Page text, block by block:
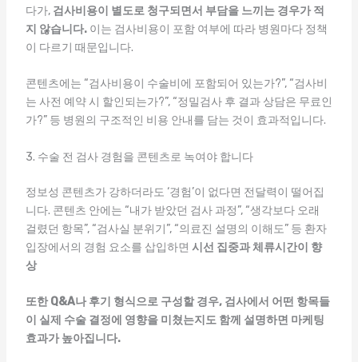
다가, 검사비용이 별도로 청구되면서 부담을 느끼는 경우가 적
지 않습니다.이는 검사비용이 포함 여부에 따라 병원마다 정책
이 다르기 때문입니다.
콘텐츠에는 “검사비용이 수술비에 포함되어 있는가?”, “검사비
는 사전 예약 시 할인되는가?”, “정밀검사 후 결과 상담은 무료인
가?” 등 병원의 구조적인 비용 안내를 담는 것이 효과적입니다.
3. 수술 전 검사 경험을 콘텐츠로 녹여야 합니다
정보성 콘텐츠가 강하더라도 ‘경험’이 없다면 전달력이 떨어집
니다. 콘텐츠 안에는 “내가 받았던 검사 과정”, “생각보다 오래
걸렸던 항목”, “검사실 분위기”, “의료진 설명의 이해도” 등 환자
입장에서의 경험 요소를 삽입하면 시선 집중과 체류시간이 향
상
또한 Q&A나 후기 형식으로 구성할 경우, 검사에서 어떤 항목들
이 실제 수술 결정에 영향을 미쳤는지도 함께 설명하면 마케팅
효과가 높아집니다.